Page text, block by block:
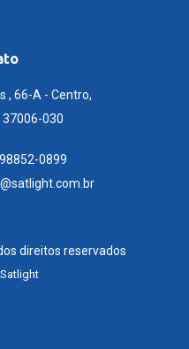
, 66-A - Centro,
37006-030
0899
direitos reservados
Satlight